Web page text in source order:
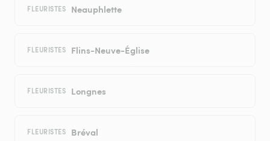
FLEURISTES Neauphlette
FLEURISTES Flins-Neuve-Église
FLEURISTES Longnes
FLEURISTES Bréval